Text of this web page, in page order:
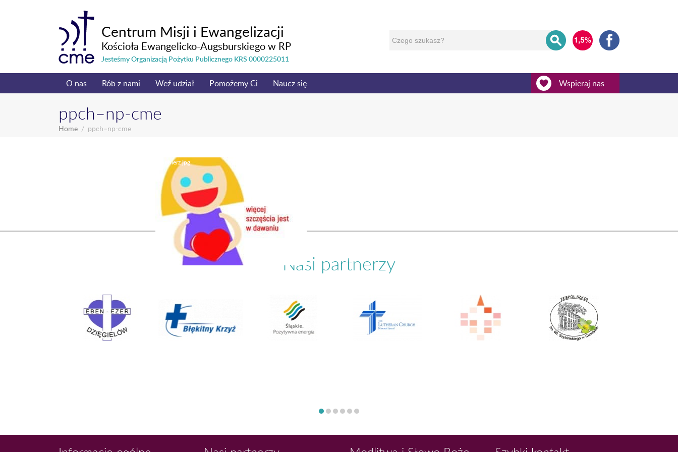
Centrum Misji i Ewangelizacji
Kościoła Ewangelicko-Augsburskiego w RP
Jesteśmy Organizacją Pożytku Publicznego KRS 0000225011
O nas Rób z nami Weź udział Pomożemy Ci Naucz się Wspieraj nas
ppch–np-cme
Home ppch–np-cme
Nasi partnerzy